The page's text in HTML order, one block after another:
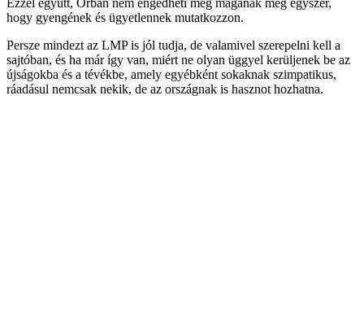
hogy gyengének és ügyetlennek mutatkozzon.
Persze mindezt az LMP is jól tudja, de valamivel szerepelni kell a
sajtóban, és ha már így van, miért ne olyan üggyel kerüljenek be az
újságokba és a tévékbe, amely egyébként sokaknak szimpatikus,
ráadásul nemcsak nekik, de az országnak is hasznot hozhatna.